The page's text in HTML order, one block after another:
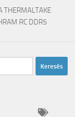
THERMALTAKE
RC DDR5